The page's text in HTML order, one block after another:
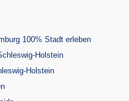
100% Stadt erleben
Holstein
Holstein